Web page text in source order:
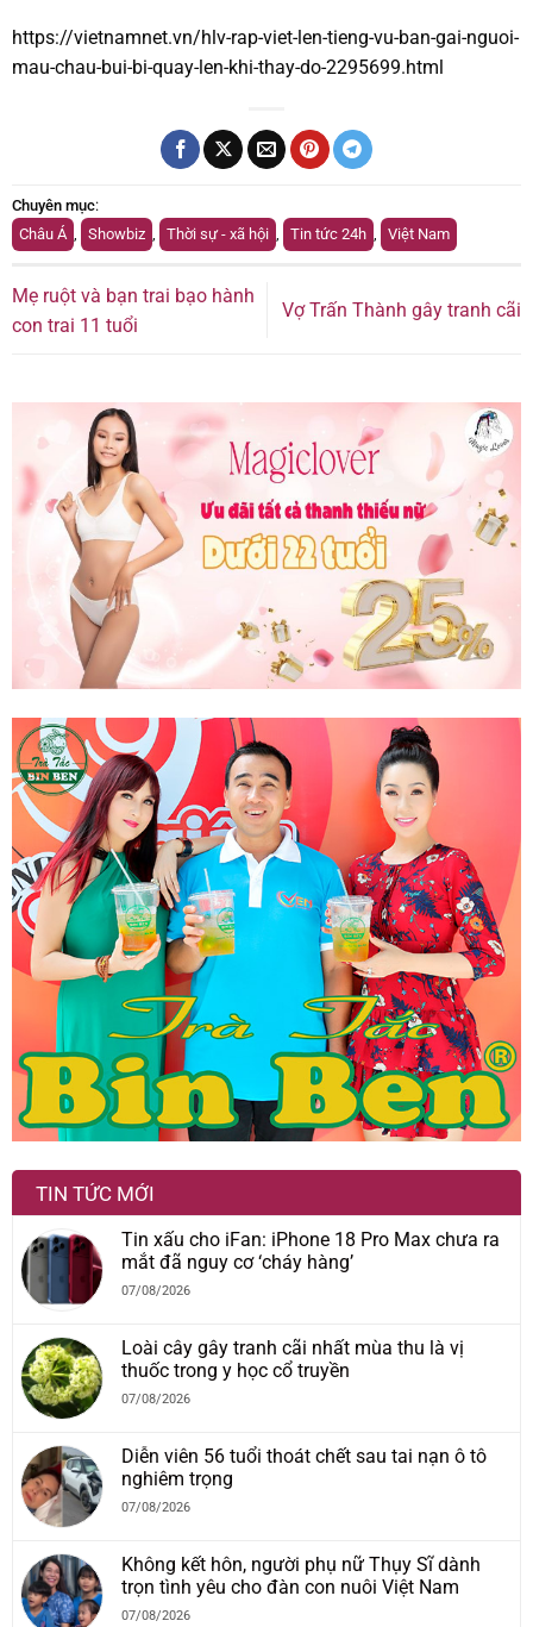
https://vietnamnet.vn/hlv-rap-viet-len-tieng-vu-ban-gai-nguoi-
mau-chau-bui-bi-quay-len-khi-thay-do-2295699.html
Chuyên mục:
Châu Á
Showbiz Thời sự - xã hội Tin tức 24h Việt Nam
Mẹ ruột và bạn trai bạo hành
con trai 11 tuổi
Vợ Trấn Thành gây tranh cãi
TIN TỨC MỚI
Tin xấu cho iFan: iPhone 18 Pro Max chưa ra
mắt đã nguy cơ ‘cháy hàng’
07/08/2026
Loài cây gây tranh cãi nhất mùa thu là vị
thuốc trong y học cổ truyền
07/08/2026
Diễn viên 56 tuổi thoát chết sau tai nạn ô tô
nghiêm trọng
07/08/2026
Không kết hôn, người phụ nữ Thụy Sĩ dành
trọn tình yêu cho đàn con nuôi Việt Nam
07/08/2026